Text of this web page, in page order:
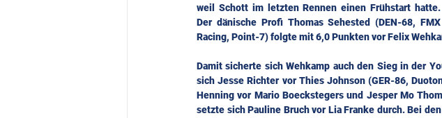
weil Schott im letzten Rennen einen Frühstart hatte.
Der dänische Profi Thomas Sehested (DEN-68, FMX
Racing, Point-7) folgte mit 6,0 Punkten vor Felix
Damit sicherte sich Wehkamp auch den Sieg in der
sich Jesse Richter vor Thies Johnson (GER-86,
Henning vor Mario Boeckstegers und Jesper Mo
setzte sich Pauline Bruch vor Lia Franke durch. Bei